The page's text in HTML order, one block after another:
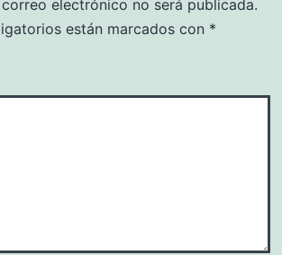
electrónico no será publicada.
están marcados con *